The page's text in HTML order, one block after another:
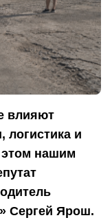
влияют
логистика и
этом нашим
Сергей Ярош.